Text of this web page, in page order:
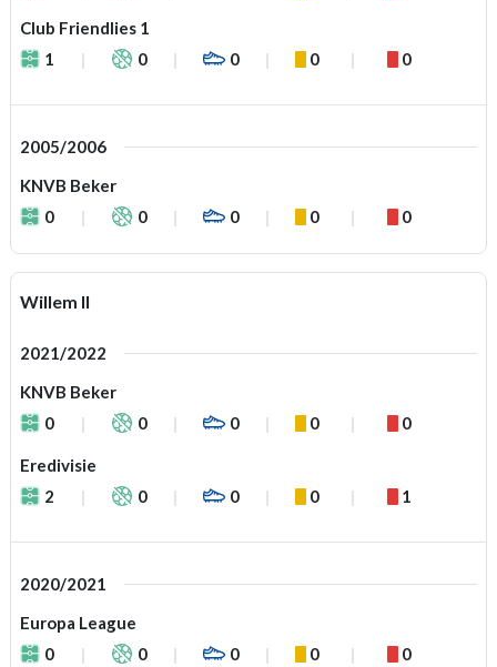
Club Friendlies 1
1
0 0 0 0
2005/2006
KNVB Beker
0
0 0 0 0
Willem II
2021/2022
KNVB Beker
0
0 0 0 0
Eredivisie
2
0 0 0 1
2020/2021
Europa League
0
0 0 0 0